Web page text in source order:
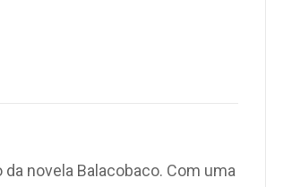
novela Balacobaco. Com uma